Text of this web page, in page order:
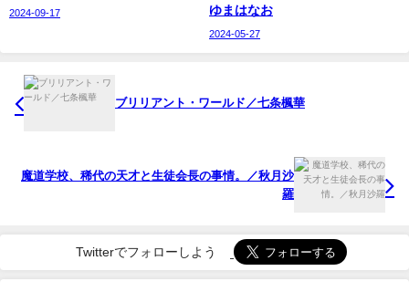
2024-09-17
ゆまはなお
2024-05-27
ブリリアント・ワールド／七条楓華
魔道学校、稀代の天才と生徒会長の事情。／秋月沙
羅
Twitterでフォローしよう